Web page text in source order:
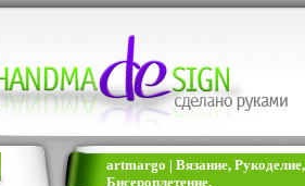
artmargo | Вязание,
Бисероплетение.